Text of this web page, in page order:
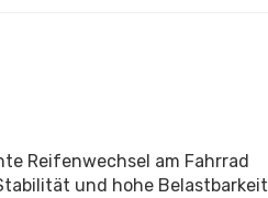
Reifenwechsel am Fahrrad
und hohe Belastbarkeit